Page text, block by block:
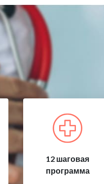
12 шаговая
программа